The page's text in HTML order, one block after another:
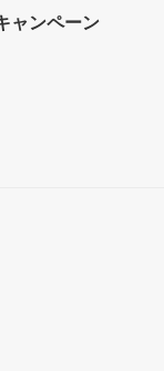
ャンペーン